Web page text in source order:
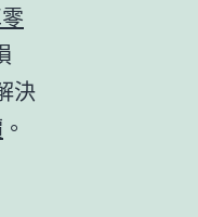
決
。